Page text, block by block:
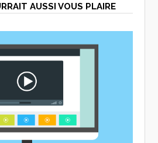
AUSSI VOUS PLAIRE